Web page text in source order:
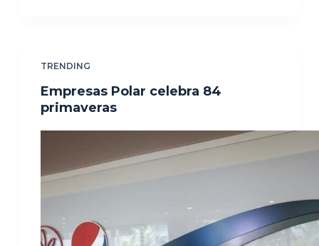
TRENDING
Empresas Polar celebra 84
primaveras